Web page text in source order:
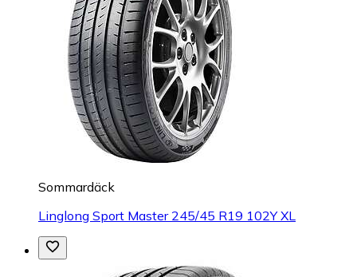
Sommardäck
Linglong Sport Master 245/45 R19 102Y XL